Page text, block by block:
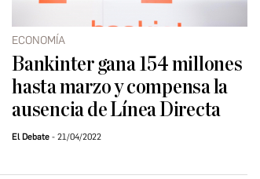
ECONOMÍA
Bankinter gana 154 millones
hasta marzo y compensa la
ausencia de Línea Directa
El Debate 21/04/2022